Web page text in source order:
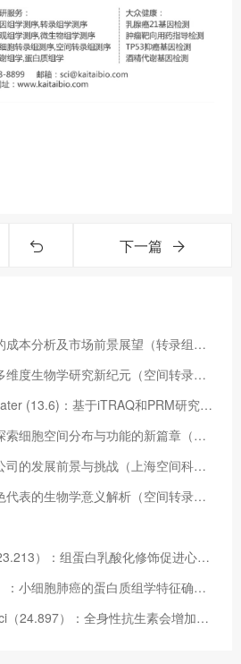
下一篇
应用空间转录组技术的成本分析及市场前景展望（转录组的应用）
空间转录组测序开启多维度生物学研究新纪元（空间转录组数据分析）
文献解读|J Hazard Mater (13.6)：基于iTRAQ和PRM研究低镉条件下水稻根质膜蛋白在锌胁迫中的潜在作用
上海技术空间转录组探索细胞空间分布与功能的新篇章（上海技术转移）
上海空间转录组测序公司的发展前景与挑战（上海空间科学研究院）
空间转录组技术中颜色代表的生物学意义解析（空间转录组分析流程）
文献解读|Circ Res（23.213）：组蛋白乳酸化修饰促进心肌梗死后修复基因的激活
文献解读|Cell（64.5）：小细胞肺癌的蛋白质组学特征确定了生物学见解和亚型特异性治疗策略
文献解读|Int J Oral Sci（24.897）：全身性抗生素会增加微生物群的致病性和口腔骨质流失